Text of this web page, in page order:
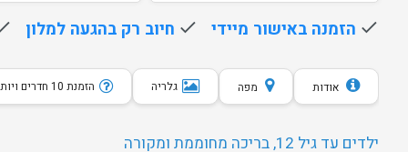
done הזמנה באישור מיידי done חיוב רק בהגעה למלון
אודות מפה גלריה הזמנת 10 חדרים ויותר
ילדים עד גיל 12, בריכה מחוממת ומקורה